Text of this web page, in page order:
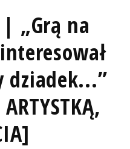
„Grą na
dziadek...”